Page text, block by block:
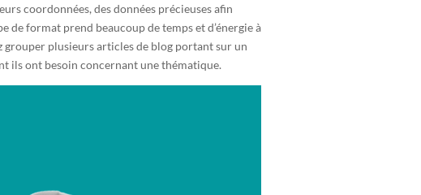
coordonnées, des données précieuses afin
format prend beaucoup de temps et d’énergie à
plusieurs articles de blog portant sur un
ils ont besoin concernant une thématique.